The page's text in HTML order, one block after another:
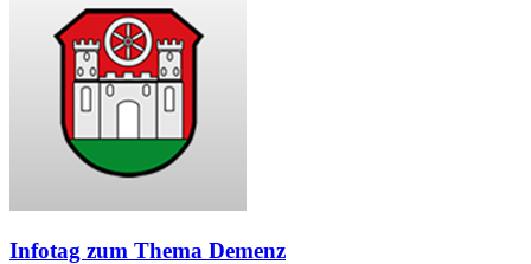
Infotag zum Thema Demenz